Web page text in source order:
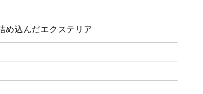
め込んだエクステリア